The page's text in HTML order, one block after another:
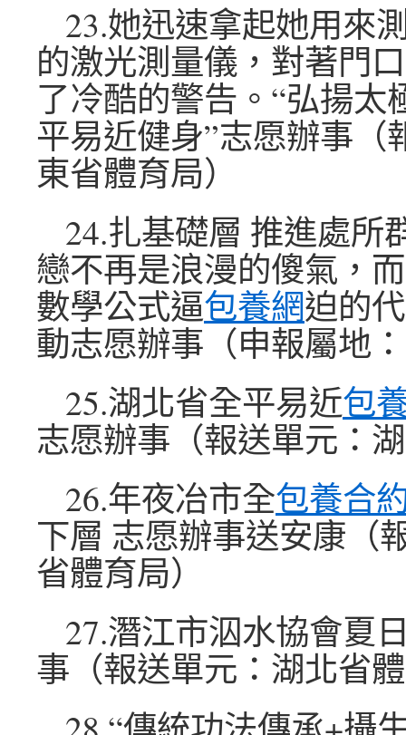
23.她迅速拿起她用來
的激光測量儀，對著門
了冷酷的警告。“弘揚太
平易近健身”志愿辦事（
東省體育局）
24.扎基礎層 推進處所
戀不再是浪漫的傻氣，
數學公式逼包養網迫的
動志愿辦事（申報屬地
25.湖北省全平易近包
志愿辦事（報送單元：
26.年夜冶市全包養合
下層 志愿辦事送安康（
省體育局）
27.潛江市泅水協會夏
事（報送單元：湖北省